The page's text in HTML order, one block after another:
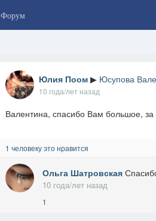
Форум
Юлия Поом ▶ Юсупова
10 года/лет назад
Валентина, спасибо Вам большое,
1 человеку это нравится
Ольга Шатровская
10 года/лет назад
1